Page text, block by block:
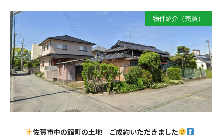
物件紹介（売買）
佐賀市中の館町の土地 ご成約いただきました